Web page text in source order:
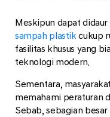
Meskipun dapat
sampah plastikcukup
fasilitas khusus yang
teknologi modern.
Sementara,
memahami peraturan
Sebab, sebagian